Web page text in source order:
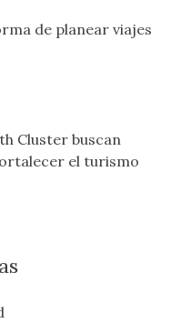
de planear viajes
Cluster buscan
el turismo